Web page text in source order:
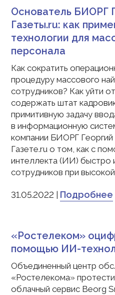
Основатель БИОРГ
Газеты.ru: как
технологии для
персонала
Как сократить
процедуру массового
сотрудников? Как уйти
содержать штат
примитивную задачу
в информационную
компании БИОРГ Георгий
Газете.ru о том, как с
интеллекта (ИИ) быстро
сотрудников при высокой
31.05.2022 | Подробнее
«Ростелеком»
помощью ИИ-
Объединенный центр
«Ростелекома»
облачный сервис Beorg